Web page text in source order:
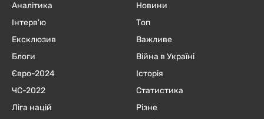
Аналітика
Інтерв'ю
Ексклюзив
Блоги
Євро-2024
ЧC-2022
Ліга націй
Новини
Топ
Важливе
Війна в Україні
Історія
Статистика
Різне